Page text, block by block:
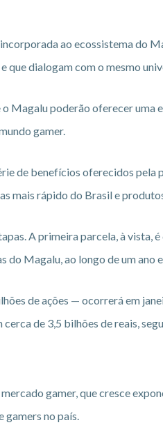
ao ecossistema do
dialogam com o mesmo
Magalu poderão oferecer
gamer.
de benefícios oferecidos
mais rápido do Brasil e
A primeira parcela, à vista,
Magalu, ao longo de um ano e
de ações — ocorrerá em
de 3,5 bilhões de reais,
gamer, que cresce
no país.